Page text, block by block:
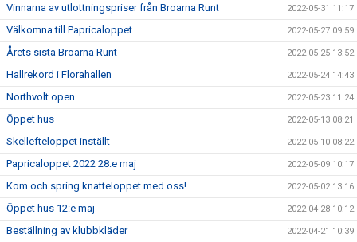
Vinnarna av utlottningspriser från Broarna Runt 2022-05-31 11:17
Välkomna till Papricaloppet 2022-05-27 09:59
Årets sista Broarna Runt 2022-05-25 13:52
Hallrekord i Florahallen 2022-05-24 14:43
Northvolt open 2022-05-23 11:24
Öppet hus 2022-05-13 08:21
Skellefteloppet inställt 2022-05-10 08:22
Papricaloppet 2022 28:e maj 2022-05-09 10:17
Kom och spring knatteloppet med oss! 2022-05-02 13:16
Öppet hus 12:e maj 2022-04-28 10:12
Beställning av klubbkläder 2022-04-21 10:39